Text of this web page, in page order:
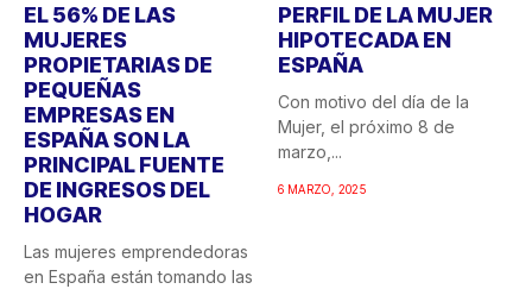
EL 56% DE LAS
MUJERES
PROPIETARIAS DE
PEQUEÑAS
EMPRESAS EN
ESPAÑA SON LA
PRINCIPAL FUENTE
DE INGRESOS DEL
HOGAR
Las mujeres emprendedoras
en España están tomando las
PERFIL DE LA MUJER
HIPOTECADA EN
ESPAÑA
Con motivo del día de la
Mujer, el próximo 8 de
marzo,...
6 MARZO, 2025